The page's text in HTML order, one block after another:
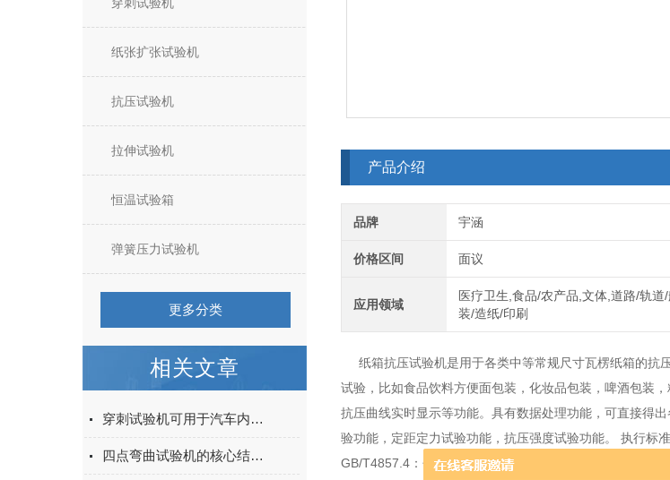
纸张扩张试验机
抗压试验机
拉伸试验机
恒温试验箱
弹簧压力试验机
更多分类
相关文章
穿刺试验机可用于汽车内饰表皮、防撞缓冲材料得性能测试
四点弯曲试验机的核心结构与工作原理特点
产品介绍
品牌 宇涵
价格区间 面议
应用领域
医疗卫生,食品/农产品,文体,道路/轨道
装/造纸/印刷
纸箱抗压试验机是用于各类中等常规尺寸瓦楞纸箱的抗
试验，比如食品饮料方便面包装，化妆品包装，啤酒包装
抗压曲线实时显示等功能。具有数据处理功能，可直接得
验功能，定距定力试验功能，抗压强度试验功能。 执行标
GB/T4857.4：包装运输包装件基本试验4部分：采用压力